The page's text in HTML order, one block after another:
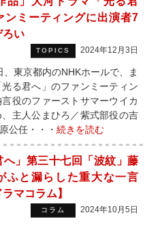
ンミーティングに出演者7
ろい
TOPICS 2024年12月3日
東京都内のNHKホールで、ま
る君へ」のファンミーティン
役のファーストサマーウイカ
主人公まひろ／紫式部役の吉
公任・・・ 続きを読む
へ」第三十七回「波紋」藤
ふと漏らした重大な一言
ラマコラム】
コラム 2024年10月5日